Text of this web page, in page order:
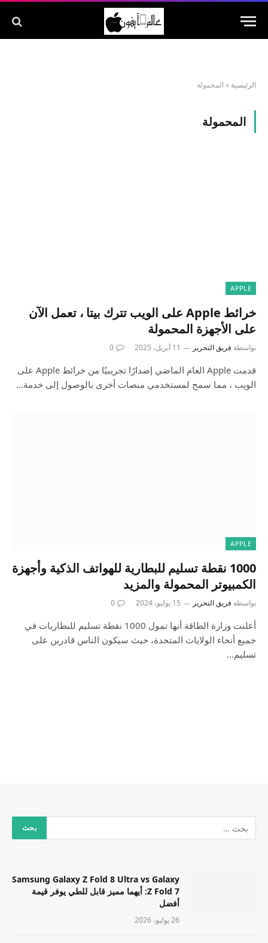
الرئيسية » المحمولة
المحمولة
APPLE
خرائط Apple على الويب تترك بيتا ، تعمل الآن
على الأجهزة المحمولة
بواسطة فريق التحرير 11 أبريل، 2025 0
قدمت Apple العام الماضي إصدارًا تجريبيًا من خرائط Apple على
الويب ، مما سمح لمستخدمي منصات أخرى بالوصول إلى خدمة…
APPLE
1000 نقطة تسليم للبطارية للهواتف الذكية وأجهزة
الكمبيوتر المحمولة والمزيد
بواسطة فريق التحرير 15 يوليو، 2024 0
أعلنت وزارة الطاقة أنها تمول 1000 نقطة تسليم للبطاريات في
جميع أنحاء الولايات المتحدة، حيث سيكون الناس قادرين على
تسليم…
Samsung Galaxy Z Fold 8 Ultra vs Galaxy
Z Fold 7: أيهما مميز قابل للطي يوفر قيمة
أفضل
26 يوليو، 2026